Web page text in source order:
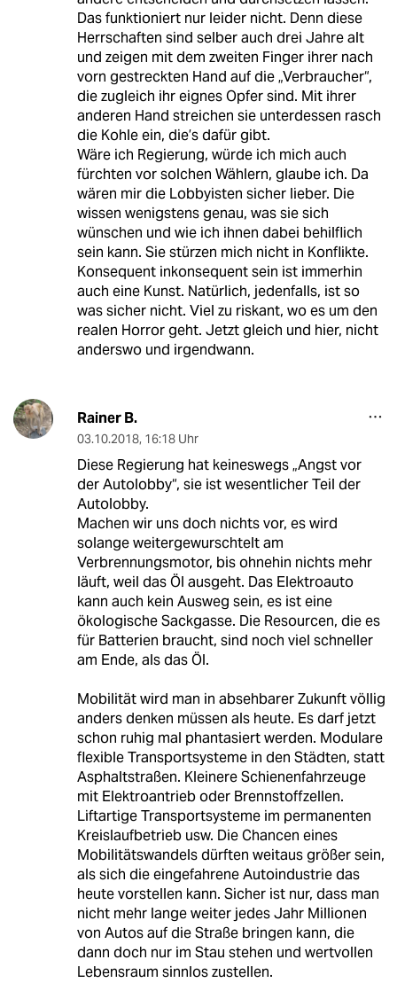
Das funktioniert nur leider nicht. Denn diese
Herrschaften sind selber auch drei Jahre alt
und zeigen mit dem zweiten Finger ihrer nach
vorn gestreckten Hand auf die „Verbraucher“,
die zugleich ihr eignes Opfer sind. Mit ihrer
anderen Hand streichen sie unterdessen rasch
die Kohle ein, die’s dafür gibt.
Wäre ich Regierung, würde ich mich auch
fürchten vor solchen Wählern, glaube ich. Da
wären mir die Lobbyisten sicher lieber. Die
wissen wenigstens genau, was sie sich
wünschen und wie ich ihnen dabei behilflich
sein kann. Sie stürzen mich nicht in Konflikte.
Konsequent inkonsequent sein ist immerhin
auch eine Kunst. Natürlich, jedenfalls, ist so
was sicher nicht. Viel zu riskant, wo es um den
realen Horror geht. Jetzt gleich und hier, nicht
anderswo und irgendwann.
Rainer B.
03.10.2018, 16:18 Uhr
Diese Regierung hat keineswegs „Angst vor
der Autolobby“, sie ist wesentlicher Teil der
Autolobby.
Machen wir uns doch nichts vor, es wird
solange weitergewurschtelt am
Verbrennungsmotor, bis ohnehin nichts mehr
läuft, weil das Öl ausgeht. Das Elektroauto
kann auch kein Ausweg sein, es ist eine
ökologische Sackgasse. Die Resourcen, die es
für Batterien braucht, sind noch viel schneller
am Ende, als das Öl.
Mobilität wird man in absehbarer Zukunft völlig
anders denken müssen als heute. Es darf jetzt
schon ruhig mal phantasiert werden. Modulare
flexible Transportsysteme in den Städten, statt
Asphaltstraßen. Kleinere Schienenfahrzeuge
mit Elektroantrieb oder Brennstoffzellen.
Liftartige Transportsysteme im permanenten
Kreislaufbetrieb usw. Die Chancen eines
Mobilitätswandels dürften weitaus größer sein,
als sich die eingefahrene Autoindustrie das
heute vorstellen kann. Sicher ist nur, dass man
nicht mehr lange weiter jedes Jahr Millionen
von Autos auf die Straße bringen kann, die
dann doch nur im Stau stehen und wertvollen
Lebensraum sinnlos zustellen.